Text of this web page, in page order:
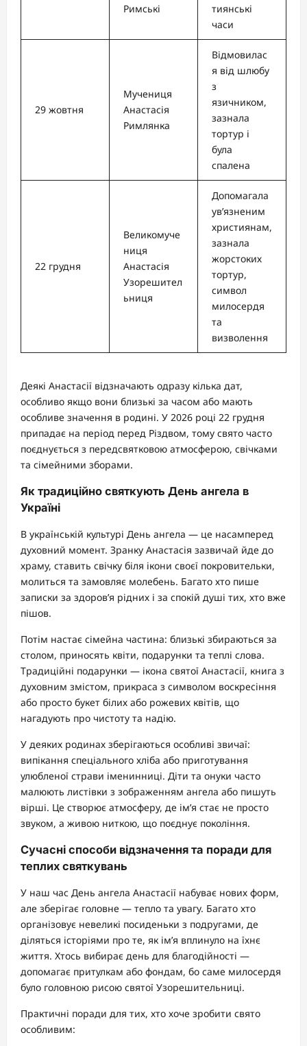
Римські
тиянські
часи
29 жовтня
Мучениця
Анастасія
Римлянка
Відмовилас
я від шлюбу
з
язичником,
зазнала
тортур і
була
спалена
22 грудня
Великомуче
ниця
Анастасія
Узорешител
ьниця
Допомагала
ув’язненим
християнам,
зазнала
жорстоких
тортур,
символ
милосердя
та
визволення
Деякі Анастасії відзначають одразу кілька дат,
особливо якщо вони близькі за часом або мають
особливе значення в родині. У 2026 році 22 грудня
припадає на період перед Різдвом, тому свято часто
поєднується з передсвятковою атмосферою, свічками
та сімейними зборами.
Як традиційно святкують День ангела в
Україні
В українській культурі День ангела — це насамперед
духовний момент. Зранку Анастасія зазвичай йде до
храму, ставить свічку біля ікони своєї покровительки,
молиться та замовляє молебень. Багато хто пише
записки за здоров’я рідних і за спокій душі тих, хто вже
пішов.
Потім настає сімейна частина: близькі збираються за
столом, приносять квіти, подарунки та теплі слова.
Традиційні подарунки — ікона святої Анастасії, книга з
духовним змістом, прикраса з символом воскресіння
або просто букет білих або рожевих квітів, що
нагадують про чистоту та надію.
У деяких родинах зберігаються особливі звичаї:
випікання спеціального хліба або приготування
улюбленої страви іменинниці. Діти та онуки часто
малюють листівки з зображенням ангела або пишуть
вірші. Це створює атмосферу, де ім’я стає не просто
звуком, а живою ниткою, що поєднує покоління.
Сучасні способи відзначення та поради для
теплих святкувань
У наш час День ангела Анастасії набуває нових форм,
але зберігає головне — тепло та увагу. Багато хто
організовує невеликі посиденьки з подругами, де
діляться історіями про те, як ім’я вплинуло на їхнє
життя. Хтось вибирає день для благодійності —
допомагає притулкам або фондам, бо саме милосердя
було головною рисою святої Узорешительниці.
Практичні поради для тих, хто хоче зробити свято
особливим: